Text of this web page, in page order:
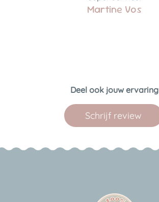
Martine Vos
Deel ook jouw ervaring
Schrijf review